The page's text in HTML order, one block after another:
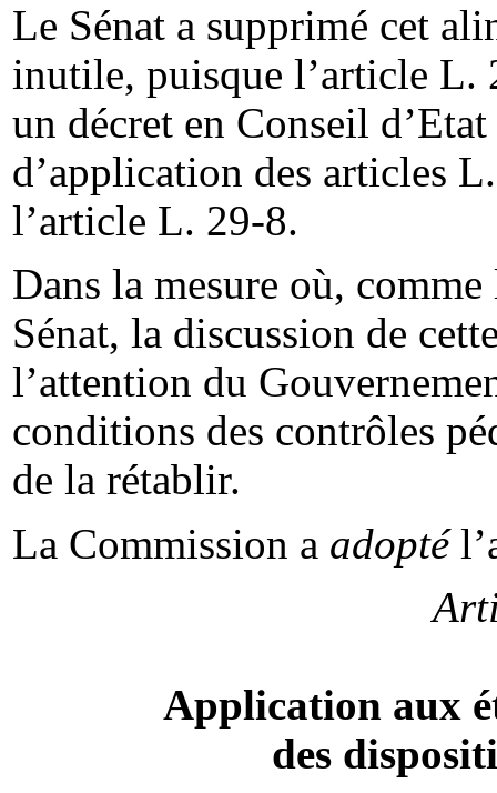
Le Sénat a supprimé cet
inutile, puisque l’article L.
un décret en Conseil
d’application des articles
l’article L. 29-8.
Dans la mesure où,
Sénat, la discussion de
l’attention du
conditions des contrôles
de la rétablir.
La Commission a adopté
Application aux
des